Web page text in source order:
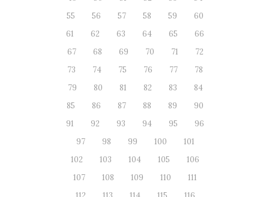
55
56 57 58 59
60
61
62 63 64 65
66
67
68 69 70 71
72
73
74 75 76 77
78
79
80 81 82 83
84
85
86 87 88 89
90
91
92 93 94 95
96
97
98 99 100
101
102
103 104 105
106
107
108 109 110
111